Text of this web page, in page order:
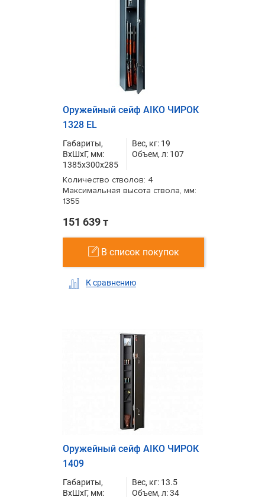
Оружейный сейф AIKO ЧИРОК
1328 EL
Габариты,
ВxШxГ, мм:
1385x300x285
Вес, кг: 19
Объем, л: 107
Количество стволов: 4
Максимальная высота ствола, мм:
1355
151 639 т
В список покупок
К сравнению
Оружейный сейф AIKO ЧИРОК
1409
Габариты,
ВxШxГ, мм:
Вес, кг: 13.5
Объем, л: 34